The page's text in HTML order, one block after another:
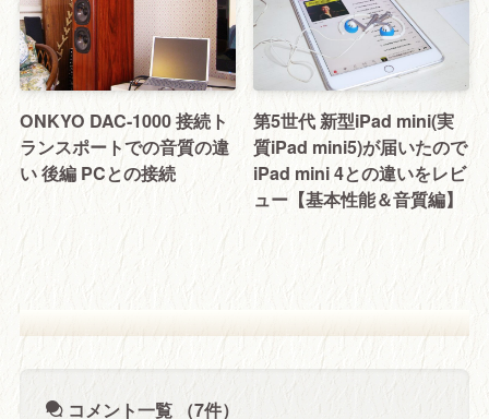
ONKYO DAC-1000 接続ト
ランスポートでの音質の違
い 後編 PCとの接続
第5世代 新型iPad mini(実
質iPad mini5)が届いたので
iPad mini 4との違いをレビ
ュー【基本性能＆音質編】
コメント一覧 （7件）